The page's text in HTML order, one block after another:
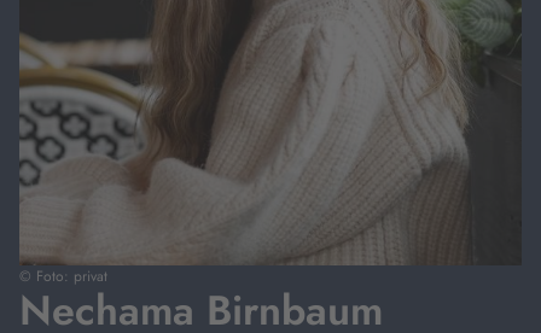
© Foto: privat
Nechama Birnbaum